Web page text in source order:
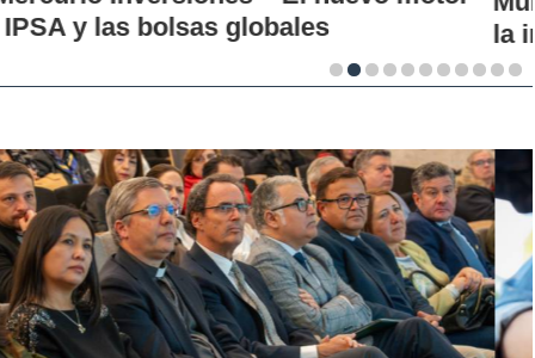
la innovación en los territorios